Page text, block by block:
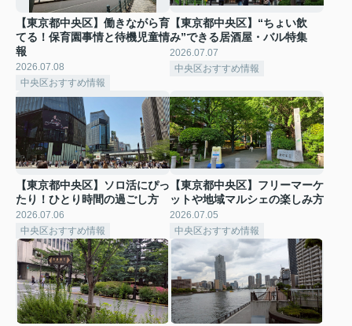
【東京都中央区】働きながら育
てる！保育園事情と待機児童情
報
2026.07.08
中央区おすすめ情報
【東京都中央区】“ちょい飲
み”できる居酒屋・バル特集
2026.07.07
中央区おすすめ情報
【東京都中央区】ソロ活にぴっ
たり！ひとり時間の過ごし方
2026.07.06
中央区おすすめ情報
【東京都中央区】フリーマーケ
ットや地域マルシェの楽しみ方
2026.07.05
中央区おすすめ情報